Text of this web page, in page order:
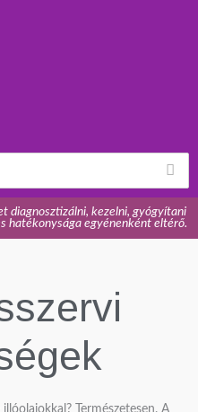
diagnosztizálni, kezelni, gyógyítani
hatékonysága egyénenként eltérő.
Természetesen. A